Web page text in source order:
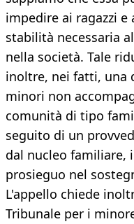
impedire ai ragazzi e
stabilità necessaria
nella società. Tale
inoltre, nei fatti, una
minori non
comunità di tipo
seguito di un
dal nucleo familiare,
prosieguo nel
L'appello chiede
Tribunale per i